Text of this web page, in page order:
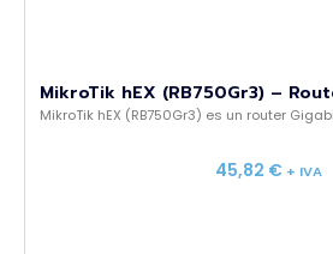
MikroTik hEX (RB750Gr3) –
MikroTik hEX (RB750Gr3) es un router
45,82 € + IVA